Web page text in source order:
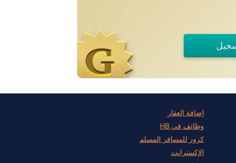
إضافة العقار
وظائف في HB
كروز للمسافر المسلم
الإكسترانت